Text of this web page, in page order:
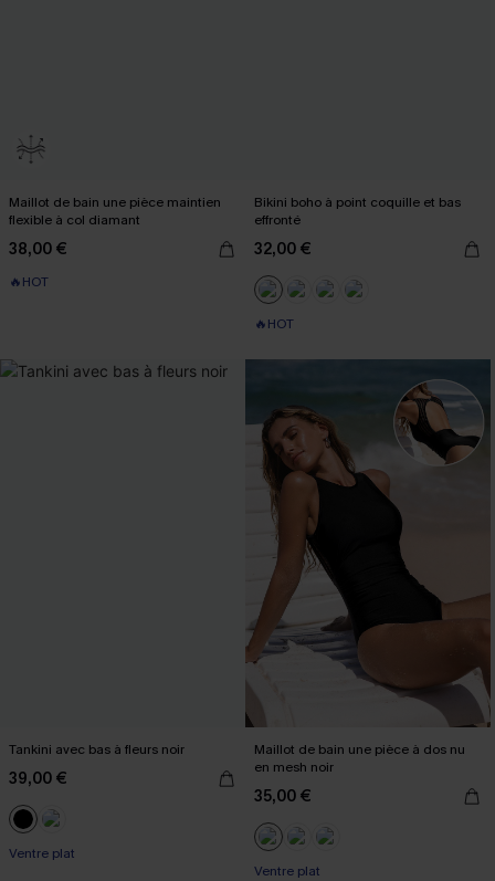
Maillot de bain une pièce maintien
flexible à col diamant
38,00 €
🔥HOT
Bikini boho à point coquille et bas
effronté
32,00 €
🔥HOT
Tankini avec bas à fleurs noir
39,00 €
Ventre plat
Maillot de bain une pièce à dos nu
en mesh noir
35,00 €
Ventre plat